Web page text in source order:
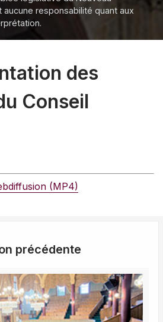
aucune responsabilité quant aux
des
Conseil
(MP4)
précédente